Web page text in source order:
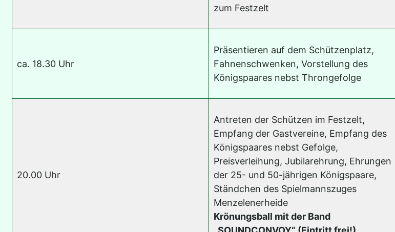
zum Festzelt
ca. 18.30 Uhr
Präsentieren auf dem Schützenplatz,
Fahnenschwenken, Vorstellung des
Königspaares nebst Throngefolge
20.00 Uhr
Antreten der Schützen im Festzelt,
Empfang der Gastvereine, Empfang des
Königspaares nebst Gefolge,
Preisverleihung, Jubilarehrung, Ehrungen
der 25- und 50-jährigen Königspaare,
Ständchen des Spielmannszuges
Menzelenerheide
Krönungsball mit der Band